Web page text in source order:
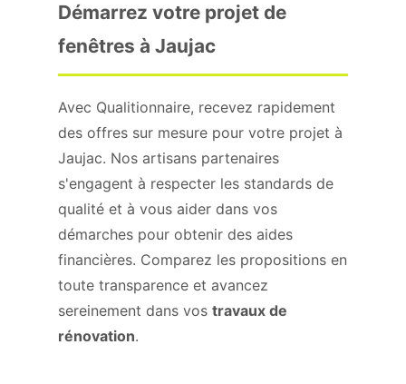
Démarrez votre projet de
fenêtres à Jaujac
Avec Qualitionnaire, recevez rapidement
des offres sur mesure pour votre projet à
Jaujac. Nos artisans partenaires
s'engagent à respecter les standards de
qualité et à vous aider dans vos
démarches pour obtenir des aides
financières. Comparez les propositions en
toute transparence et avancez
sereinement dans vos travaux de
rénovation.